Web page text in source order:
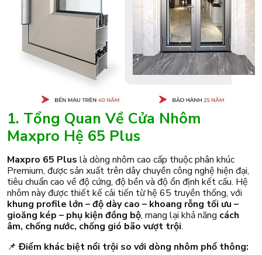
1. Tổng Quan Về Cửa Nhôm
Maxpro Hệ 65 Plus
Maxpro 65 Plus là dòng nhôm cao cấp thuộc phân khúc
Premium, được sản xuất trên dây chuyền công nghệ hiện đại,
tiêu chuẩn cao về độ cứng, độ bền và độ ổn định kết cấu. Hệ
nhôm này được thiết kế cải tiến từ hệ 65 truyền thống, với
khung profile lớn – độ dày cao – khoang rỗng tối ưu –
gioăng kép – phụ kiện đồng bộ, mang lại khả năng cách
âm, chống nước, chống gió bão vượt trội.
📌Điểm khác biệt nổi trội so với dòng nhôm phổ thông: